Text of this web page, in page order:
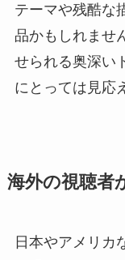
テーマや残酷な
品かもしれませ
せられる奥深い
にとっては見応
海外の視聴者
日本やアメリカ